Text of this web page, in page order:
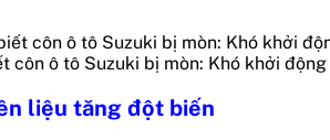
côn ô tô Suzuki bị mòn: Khó khởi
liệu tăng đột biến